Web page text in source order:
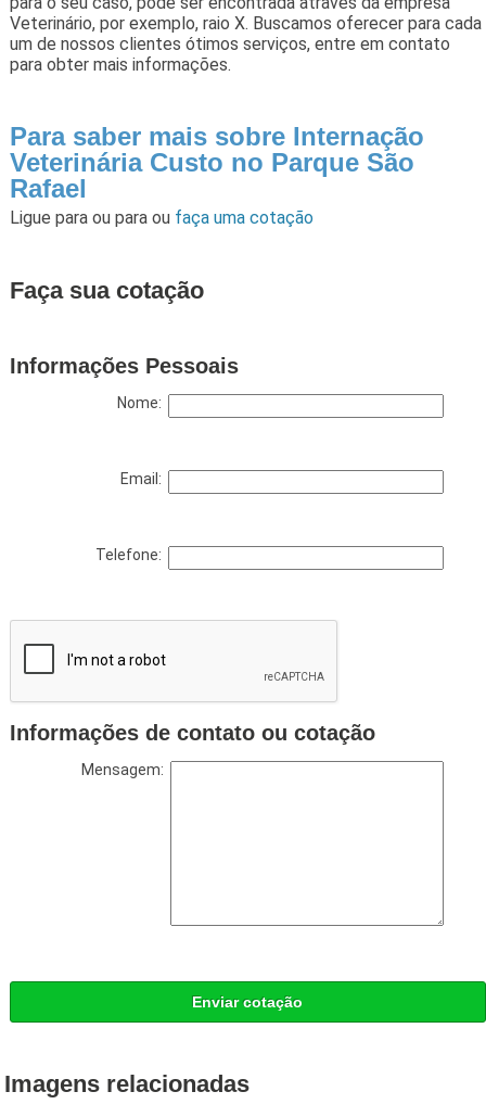
Veterinário, por exemplo, raio X. Buscamos oferecer para cada
um de nossos clientes ótimos serviços, entre em contato
para obter mais informações.
Para saber mais sobre Internação
Veterinária Custo no Parque São
Rafael
Ligue para ou para ou faça uma cotação
Faça sua cotação
Informações Pessoais
Nome:
Email:
Telefone:
Informações de contato ou cotação
Mensagem:
Enviar cotação
Imagens relacionadas